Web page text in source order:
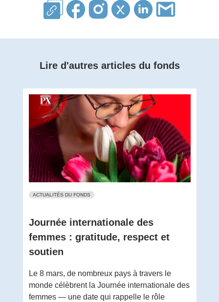
Lire d'autres articles du fonds
ACTUALITÉS DU FONDS
Journée internationale des
femmes : gratitude, respect et
soutien
Le 8 mars, de nombreux pays à travers le
monde célèbrent la Journée internationale des
femmes — une date qui rappelle le rôle